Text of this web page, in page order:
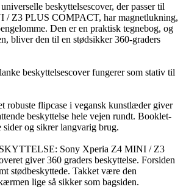
beskyttelsescover, der passer til
/ Z3 PLUS COMPACT, har magnetlukning,
Den er en praktisk tegnebog, og
bliver den til en stødsikker 360-graders
beskyttelsescover fungerer som stativ til
flipcase i vegansk kunstlæder giver
beskyttelse hele vejen rundt. Booklet-
sider og sikrer langvarig brug.
Sony Xperia Z4 MINI / Z3
giver 360 graders beskyttelse. Forsiden
stødbeskyttede. Takket være den
lige så sikker som bagsiden.